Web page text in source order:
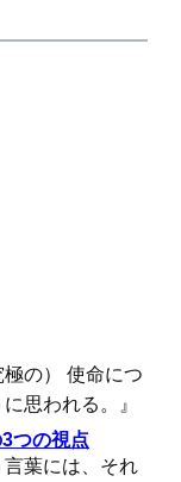
極の） 使命につ
思われる。』
つの視点
言葉には、それ